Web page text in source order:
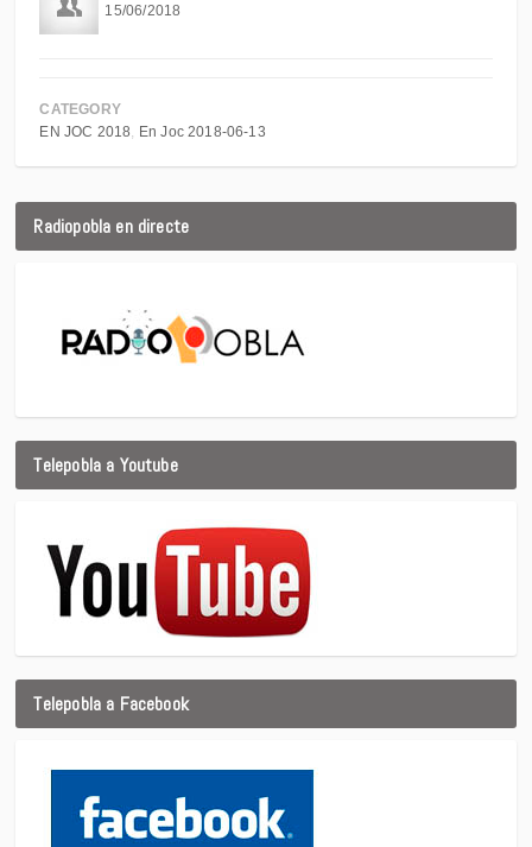
15/06/2018
CATEGORY
EN JOC 2018
En Joc 2018-06-13
Radiopobla en directe
Telepobla a Youtube
Telepobla a Facebook